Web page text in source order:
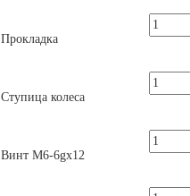
Прокладка
Ступица колеса
Винт М6-6gх12